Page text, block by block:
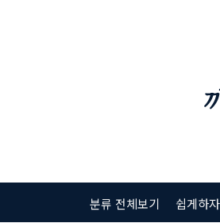
분류 전체보기 쉽게하